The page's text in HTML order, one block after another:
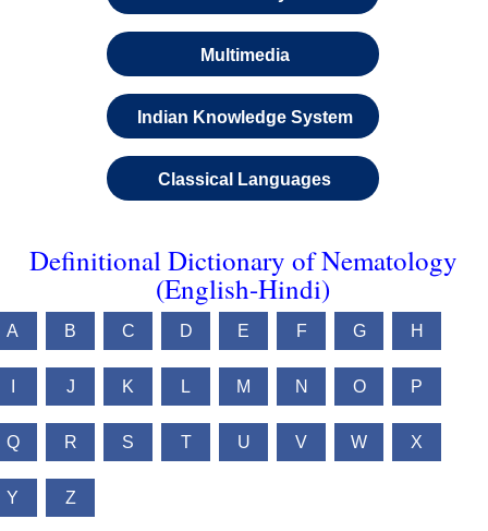
Multimedia
Indian Knowledge System
Classical Languages
Definitional Dictionary of Nematology
(English-Hindi)
A B C D E F G H
J K L M N O P
Q R S T U V W X
Y Z